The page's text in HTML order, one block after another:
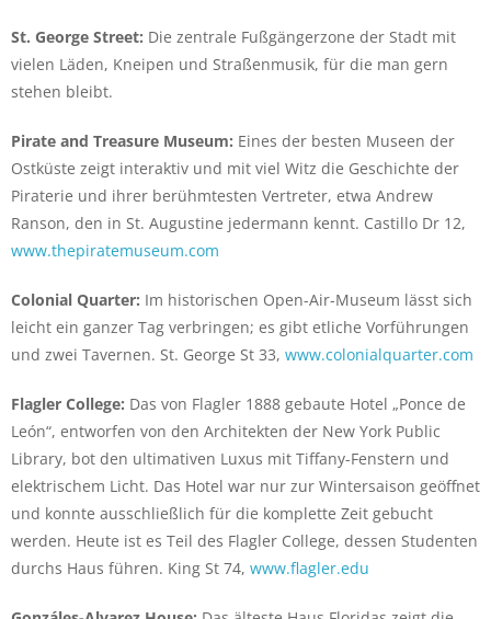
St. George Street: Die zentrale Fußgängerzone der Stadt mit
vielen Läden, Kneipen und Straßenmusik, für die man gern
stehen bleibt.
Pirate and Treasure Museum: Eines der besten Museen der
Ostküste zeigt interaktiv und mit viel Witz die Geschichte der
Piraterie und ihrer berühmtesten Vertreter, etwa Andrew
Ranson, den in St. Augustine jedermann kennt. Castillo Dr 12,
www.thepiratemuseum.com
Colonial Quarter: Im historischen Open-Air-Museum lässt sich
leicht ein ganzer Tag verbringen; es gibt etliche Vorführungen
und zwei Tavernen. St. George St 33, www.colonialquarter.com
Flagler College: Das von Flagler 1888 gebaute Hotel „Ponce de
León“, entworfen von den Architekten der New York Public
Library, bot den ultimativen Luxus mit Tiffany-Fenstern und
elektrischem Licht. Das Hotel war nur zur Wintersaison geöffnet
und konnte ausschließlich für die komplette Zeit gebucht
werden. Heute ist es Teil des Flagler College, dessen Studenten
durchs Haus führen. King St 74, www.flagler.edu